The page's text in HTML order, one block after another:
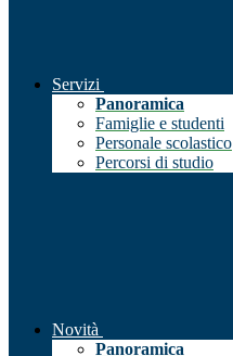
Servizi
Panoramica
Famiglie e studenti
Personale scolastico
Percorsi di studio
Novità
Panoramica